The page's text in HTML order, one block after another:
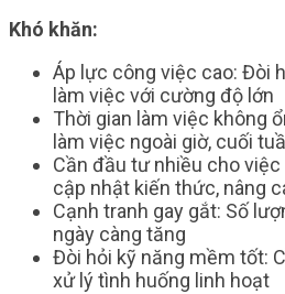
Khó khăn:
Áp lực công việc cao: Đòi
làm việc với cường độ lớn
Thời gian làm việc không
làm việc ngoài giờ, cuối
Cần đầu tư nhiều cho
cập nhật kiến thức, nâng
Cạnh tranh gay gắt: Số
ngày càng tăng
Đòi hỏi kỹ năng mềm tốt:
xử lý tình huống linh hoạt